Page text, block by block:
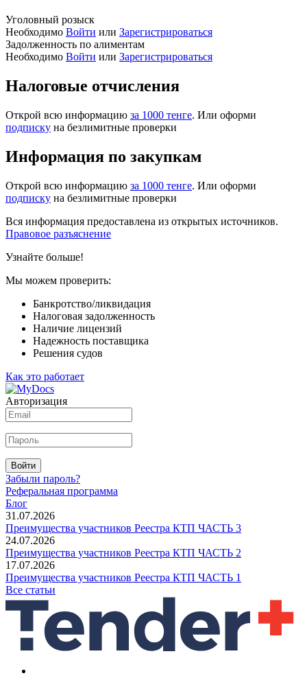
Уголовный розыск
Необходимо Войти или Зарегистрироваться
Задолженность по алиментам
Необходимо Войти или Зарегистрироваться
Налоговые отчисления
Открой всю информацию за 1000 тенге. Или оформи
подписку на безлимитные проверки
Информация по закупкам
Открой всю информацию за 1000 тенге. Или оформи
подписку на безлимитные проверки
Вся информация предоставлена из открытых источников.
Правовое разъяснение
Узнайте больше!
Мы можем проверить:
Банкротство/ликвидация
Налоговая задолженность
Наличие лицензий
Надежность поставщика
Решения судов
Как это работает
Авторизация
Войти
Забыли пароль?
Реферальная программа
Блог
31.07.2026
Преимущества участников Реестра КТП ЧАСТЬ 3
24.07.2026
Преимущества участников Реестра КТП ЧАСТЬ 2
17.07.2026
Преимущества участников Реестра КТП ЧАСТЬ 1
Все статьи